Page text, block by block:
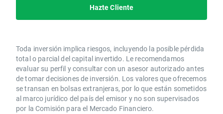
Hazte Cliente
Toda inversión implica riesgos, incluyendo la posible pérdida
total o parcial del capital invertido. Le recomendamos
evaluar su perfil y consultar con un asesor autorizado antes
de tomar decisiones de inversión. Los valores que ofrecemos
se transan en bolsas extranjeras, por lo que están sometidos
al marco jurídico del país del emisor y no son supervisados
por la Comisión para el Mercado Financiero.